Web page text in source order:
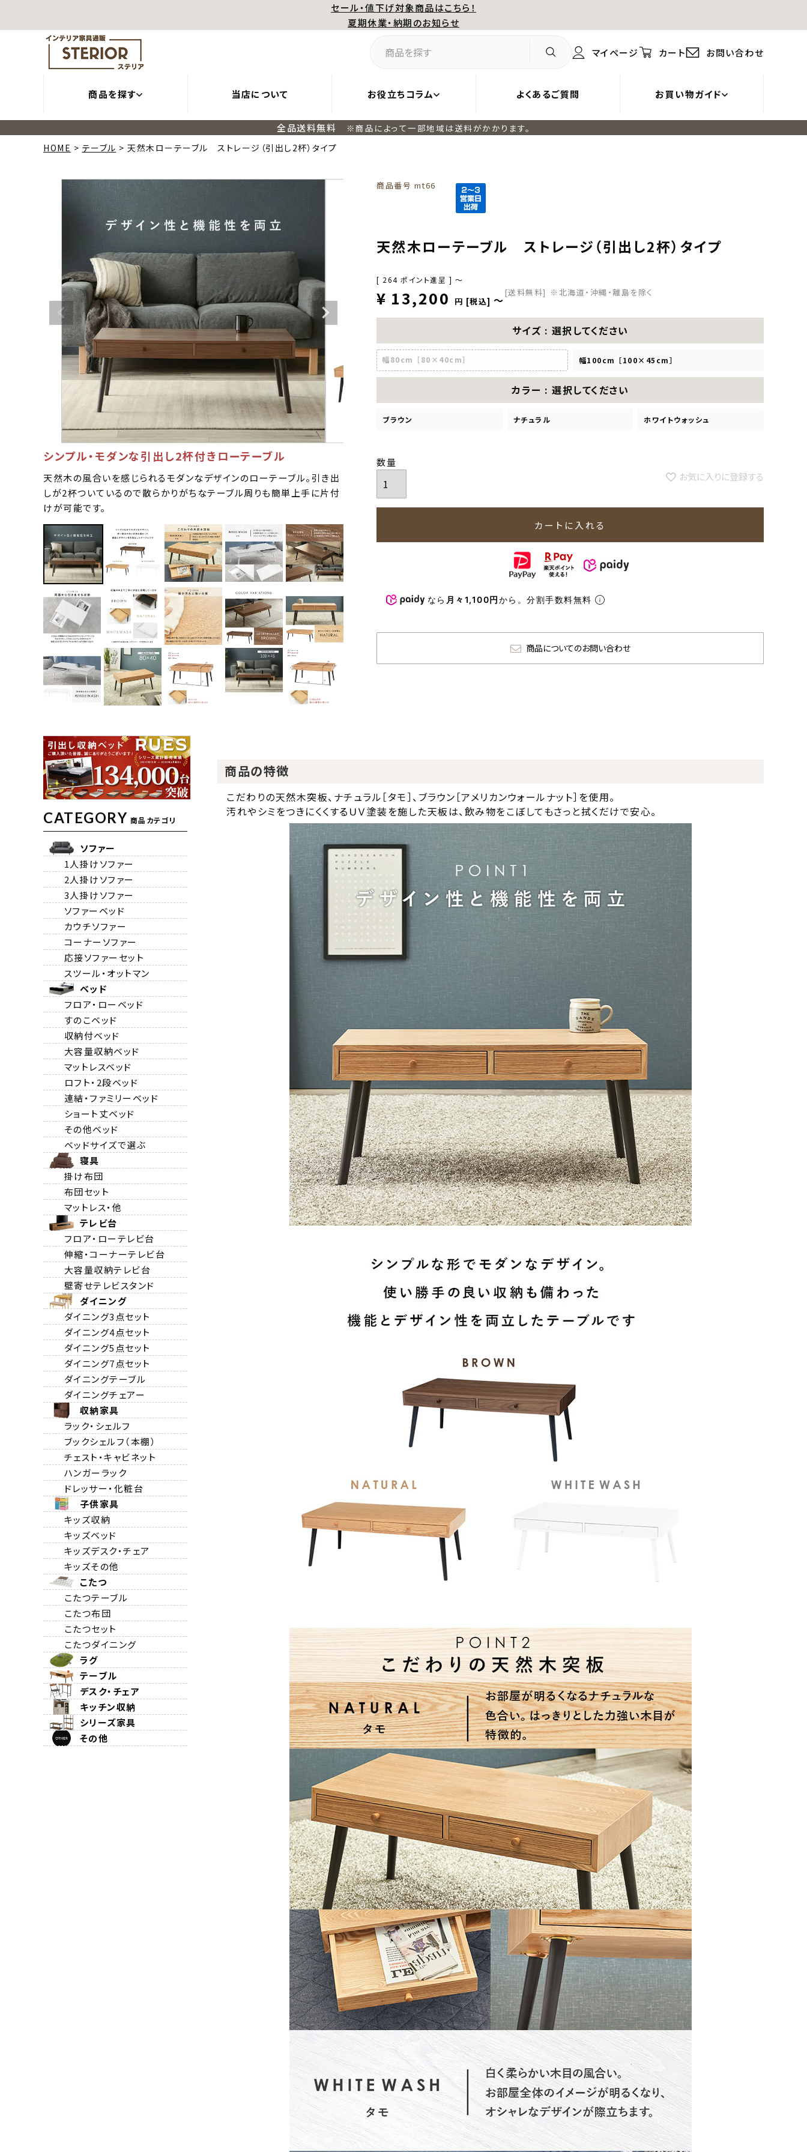
セール・値下げ対象商品はこちら！
夏期休業・納期のお知らせ
マイページ カート お問い合わせ
商品を探す 当店について お役立ちコラム よくあるご質問 お買い物ガイド
全品送料無料
※商品によって一部地域は送料がかかります。
HOME
テーブル 天然木ローテーブル ストレージ（引出し2杯）タイプ
シンプル・モダンな引出し2杯付きローテーブル
天然木の風合いを感じられるモダンなデザインのローテーブル。引き出
しが2杯ついているので散らかりがちなテーブル周りも簡単上手に片付
けが可能です。
商品番号 mt66
天然木ローテーブル ストレージ（引出し2杯）タイプ
[ 264 ポイント進呈 ] 〜
¥ 13,200 税込 〜
[送料無料] ※北海道・沖縄・離島を除く
サイズ 選択してください
幅80cm ［80×40cm］ 幅100cm ［100×45cm］
カラー 選択してください
ブラウン ナチュラル ホワイトウォッシュ
お気に入りに登録する
カートに入れる
なら 月々1,100円から。分割手数料無料
商品についてのお問い合わせ
CATEGORY 商品カテゴリ
ソファー
1人掛けソファー
2人掛けソファー
3人掛けソファー
ソファーベッド
カウチソファー
コーナーソファー
応接ソファーセット
スツール・オットマン
ベッド
フロア・ローベッド
すのこベッド
収納付ベッド
大容量収納ベッド
マットレスベッド
ロフト・2段ベッド
連結・ファミリーベッド
ショート丈ベッド
その他ベッド
ベッドサイズで選ぶ
寝具
掛け布団
布団セット
マットレス・他
テレビ台
フロア・ローテレビ台
伸縮・コーナーテレビ台
大容量収納テレビ台
壁寄せテレビスタンド
ダイニング
ダイニング3点セット
ダイニング4点セット
ダイニング5点セット
ダイニング7点セット
ダイニングテーブル
ダイニングチェアー
収納家具
ラック・シェルフ
ブックシェルフ（本棚）
チェスト・キャビネット
ハンガーラック
ドレッサー・化粧台
子供家具
キッズ収納
キッズベッド
キッズデスク・チェア
キッズその他
こたつ
こたつテーブル
こたつ布団
こたつセット
こたつダイニング
ラグ
テーブル
デスク・チェア
キッチン収納
シリーズ家具
その他
商品の特徴
こだわりの天然木突板、ナチュラル［タモ］、ブラウン［アメリカンウォールナット］を使用。
汚れやシミをつきにくくするＵＶ塗装を施した天板は、飲み物をこぼしてもさっと拭くだけで安心。